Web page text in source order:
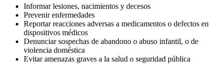
Informar lesiones, nacimientos y decesos
Prevenir enfermedades
Reportar reacciones adversas a medicamentos o defectos en
dispositivos médicos
Denunciar sospechas de abandono o abuso infantil, o de
violencia doméstica
Evitar amenazas graves a la salud o seguridad pública